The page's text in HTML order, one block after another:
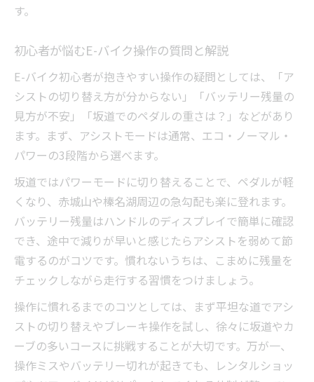
す。
初心者が悩むE-バイク操作の質問と解説
E-バイク初心者が抱きやすい操作の疑問としては、「ア
シストの切り替え方が分からない」「バッテリー残量の
見方が不安」「坂道でのペダルの重さは？」などがあり
ます。まず、アシストモードは通常、エコ・ノーマル・
パワーの3段階から選べます。
坂道ではパワーモードに切り替えることで、ペダルが軽
くなり、赤城山や榛名湖周辺の急勾配も楽に登れます。
バッテリー残量はハンドルのディスプレイで簡単に確認
でき、途中で減りが早いと感じたらアシストを弱めて節
電するのがコツです。慣れないうちは、こまめに残量を
チェックしながら走行する習慣をつけましょう。
操作に慣れるまでのコツとしては、まず平坦な道でアシ
ストの切り替えやブレーキ操作を試し、徐々に坂道やカ
ーブの多いコースに挑戦することが大切です。万が一、
操作ミスやバッテリー切れが起きても、レンタルショッ